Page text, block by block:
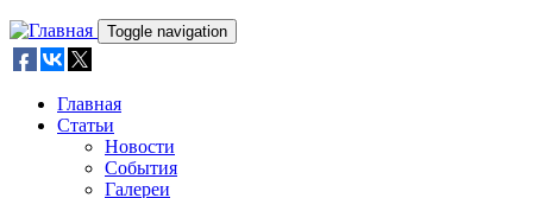
Toggle navigation
Главная
Статьи
Новости
События
Галереи